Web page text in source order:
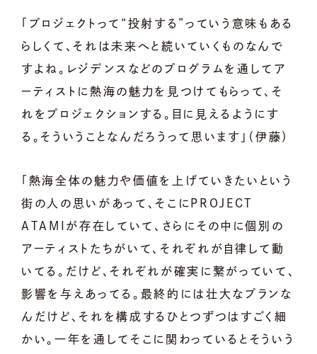
「プロジェクトって“投射する”っていう意味もある
らしくて、それは未来へと続いていくものなんで
すよね。レジデンスなどのプログラムを通してア
ーティストに熱海の魅力を見つけてもらって、そ
れをプロジェクションする。目に見えるようにす
る。そういうことなんだろうって思います」（伊藤）
「熱海全体の魅力や価値を上げていきたいという
街の人の思いがあって、そこにPROJECT
ATAMIが存在していて、さらにその中に個別の
アーティストたちがいて、それぞれが自律して動
いてる。だけど、それぞれが確実に繋がっていて、
影響を与えあってる。最終的には壮大なプランな
んだけど、それを構成するひとつずつはすごく細
かい。一年を通してそこに関わっているとそういう